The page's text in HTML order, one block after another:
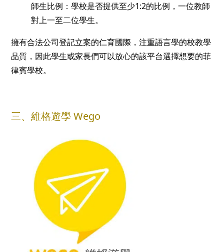
師生比例：學校是否提供至少1:2的比例，一位教師
對上一至二位學生。
擁有合法公司登記立案的仁育國際，注重語言學的校教學
品質，因此學生或家長們可以放心的該平台選擇想要的菲
律賓學校。
三、維格遊學 Wego